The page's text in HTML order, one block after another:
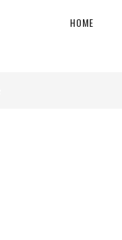
HOME